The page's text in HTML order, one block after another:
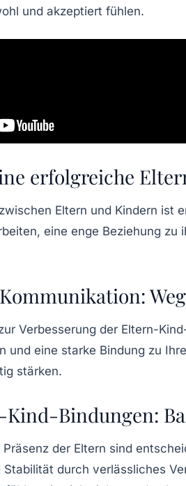
und akzeptiert fühlen.
erfolgreiche
zwischen Eltern und Kindern ist
eine enge Beziehung
Verbesserung der Eltern-
und eine starke Bindung zu
stärken.
Kind-Bindungen:
der Eltern sind
Stabilität durch verlässliches